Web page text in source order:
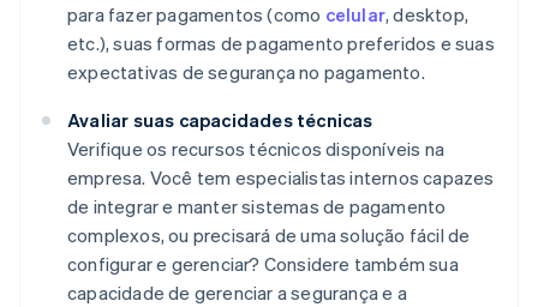
para fazer pagamentos (como celular, desktop,
etc.), suas formas de pagamento preferidos e suas
expectativas de segurança no pagamento.
Avaliar suas capacidades técnicas
Verifique os recursos técnicos disponíveis na
empresa. Você tem especialistas internos capazes
de integrar e manter sistemas de pagamento
complexos, ou precisará de uma solução fácil de
configurar e gerenciar? Considere também sua
capacidade de gerenciar a segurança e a